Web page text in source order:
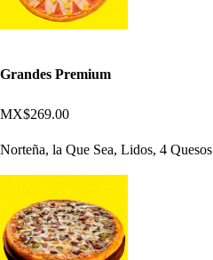
Grandes Premium
MX$269.00
Norteña, la Que Sea, Lidos, 4 Quesos